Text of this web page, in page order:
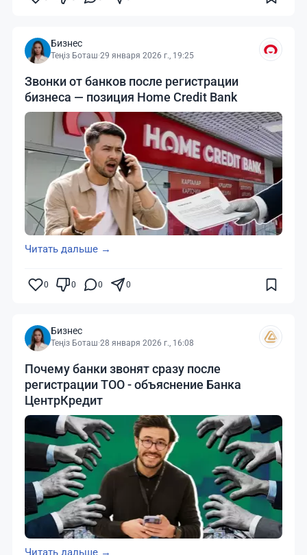
Бизнес
Теңіз Боташ·29 января 2026 г., 19:25
Звонки от банков после регистрации
бизнеса — позиция Home Credit Bank
Читать дальше →
0 0 0 0
Бизнес
Теңіз Боташ·28 января 2026 г., 16:08
Почему банки звонят сразу после
регистрации ТОО - объяснение Банка
ЦентрКредит
Читать дальше →